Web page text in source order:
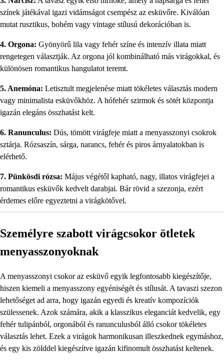
színek játékával igazi vidámságot csempész az esküvőre. Kiválóan
mutat rusztikus, bohém vagy vintage stílusú dekorációban is.
4. Orgona: Gyönyörű lila vagy fehér színe és intenzív illata miatt
rengetegen választják. Az orgona jól kombinálható más virágokkal, és
különösen romantikus hangulatot teremt.
5. Anemóna: Letisztult megjelenése miatt tökéletes választás modern
vagy minimalista esküvőkhöz. A hófehér szirmok és sötét központja
igazán elegáns összhatást kelt.
6. Ranunculus: Dús, tömött virágfeje miatt a menyasszonyi csokrok
sztárja. Rózsaszín, sárga, narancs, fehér és piros árnyalatokban is
elérhető.
7. Pünkösdi rózsa: Május végétől kapható, nagy, illatos virágfejei a
romantikus esküvők kedvelt darabjai. Bár rövid a szezonja, ezért
érdemes előre egyeztetni a virágkötővel.
Személyre szabott virágcsokor ötletek
menyasszonyoknak
A menyasszonyi csokor az esküvő egyik legfontosabb kiegészítője,
hiszen kiemeli a menyasszony egyéniségét és stílusát. A tavaszi szezon
lehetőséget ad arra, hogy igazán egyedi és kreatív kompozíciók
szülessenek. Azok számára, akik a klasszikus eleganciát kedvelik, egy
fehér tulipánból, orgonából és ranunculusból álló csokor tökéletes
választás lehet. Ezek a virágok harmonikusan illeszkednek egymáshoz,
és egy kis zölddel kiegészítve igazán kifinomult összhatást keltenek.